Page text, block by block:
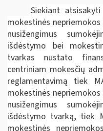
Siekiant
mokestinės
nusižengimus
išdėstymo bei
tvarkas nustato
centriniam mokesčių
reglamentavimą tiek
mokestinės
nusižengimus
išdėstymo tvarką, tiek
mokestinės